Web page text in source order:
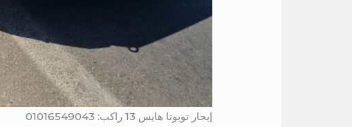
إيجار تويوتا هايس 13 راكب: 01016549043